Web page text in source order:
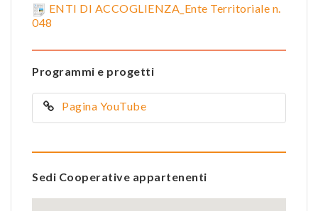
ENTI DI ACCOGLIENZA_Ente Territoriale n.
048
Programmi e progetti
Pagina YouTube
Sedi Cooperative appartenenti